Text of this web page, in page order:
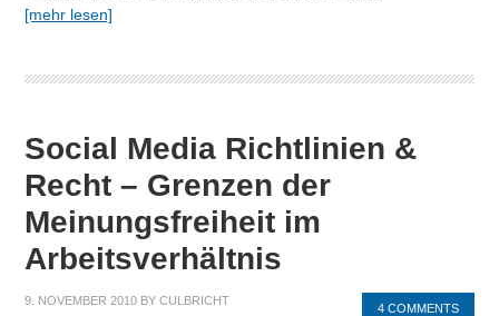
[mehr lesen]
Social Media Richtlinien &
Recht – Grenzen der
Meinungsfreiheit im
Arbeitsverhältnis
9. NOVEMBER 2010 BYCULBRICHT
4 COMMENTS